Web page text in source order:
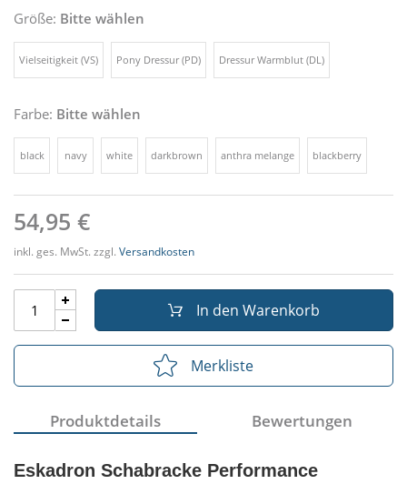
Größe: Bitte wählen
Vielseitigkeit (VS) Pony Dressur (PD) Dressur Warmblut (DL)
Farbe: Bitte wählen
black navy white darkbrown anthra melange blackberry
54,95 €
inkl. ges. MwSt. zzgl. Versandkosten
In den Warenkorb
Merkliste
Produktdetails Bewertungen
Eskadron Schabracke Performance